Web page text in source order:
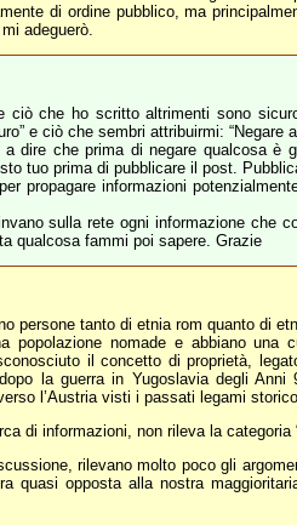
di ordine pubblico, ma
adeguerò.
ciò che ho scritto altrimenti sono
e ciò che sembri attribuirmi: “Negare
a dire che prima di negare qualcosa è
tuo prima di pubblicare il post.
propagare informazioni
sulla rete ogni informazione che
qualcosa fammi poi sapere. Grazie
persone tanto di etnia rom quanto di
popolazione nomade e abbiano una
il concetto di proprietà,
la guerra in Yugoslavia degli
l’Austria visti i passati legami
di informazioni, non rileva la
rilevano molto poco gli
quasi opposta alla nostra